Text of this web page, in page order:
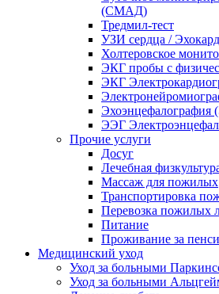
(СМАД)
Тредмил-тест
УЗИ сердца /
Холтеровское
ЭКГ пробы с
ЭКГ
ЭЭГ
Прочие услуги
Досуг
Лечебная
Массаж для пожилых
Транспортировка
Перевозка пожилых
Питание
Проживание за
Медицинский уход
Уход за больными
Уход за больными